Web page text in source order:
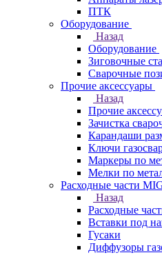
ПТК
Оборудование
Назад
Оборудование
Зиговочные
Сварочные
Прочие аксессуары
Назад
Прочие
Зачистка
Карандаши
Ключи
Маркеры по
Мелки по
Расходные части
Назад
Расходные
Вставки под
Гусаки
Диффузоры